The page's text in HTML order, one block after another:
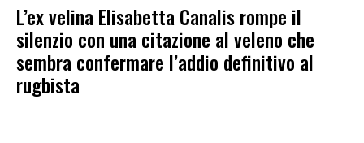
L’ex velina Elisabetta Canalis rompe il
silenzio con una citazione al veleno che
sembra confermare l’addio definitivo al
rugbista